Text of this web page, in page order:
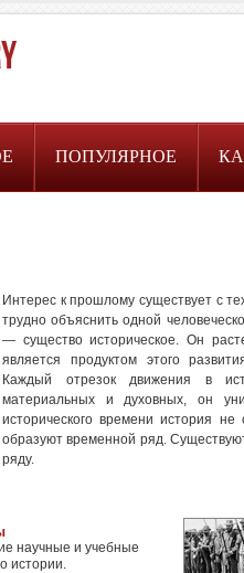
ПОПУЛЯРНОЕ
Интерес к прошлому существует с
трудно объяснить одной
— существо историческое. Он
является продуктом этого
Каждый отрезок движения в
материальных и духовных, он
исторического времени история
образуют временной ряд.
ряду.
научные и учебные
истории.